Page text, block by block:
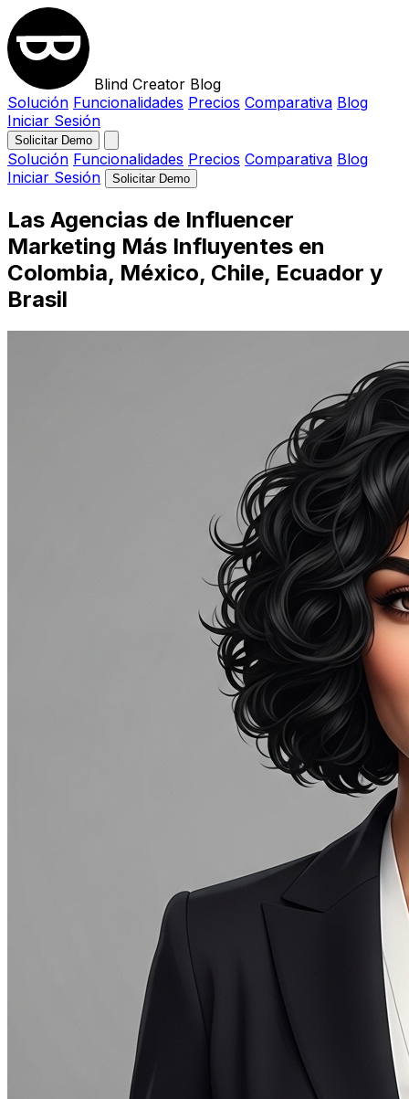
Blind Creator Blog
Solución Funcionalidades Precios Comparativa Blog
Iniciar Sesión
Solicitar Demo
Solución Funcionalidades Precios Comparativa Blog
Iniciar Sesión
Solicitar Demo
Las Agencias de Influencer
Marketing Más Influyentes en
Colombia, México, Chile, Ecuador y
Brasil